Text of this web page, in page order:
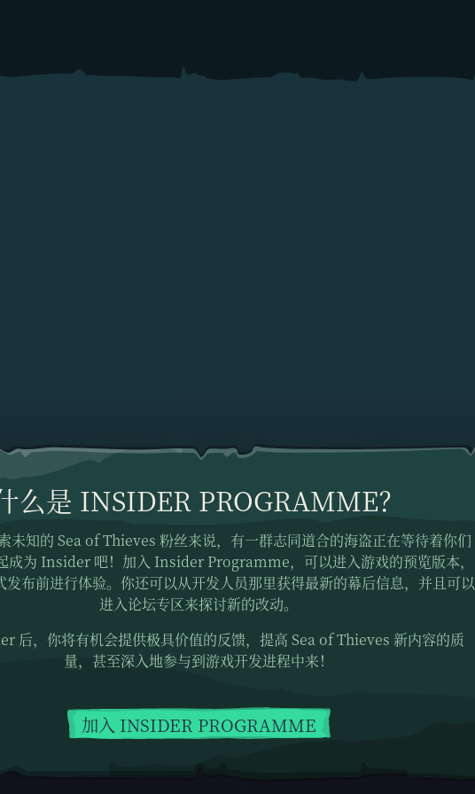
么是 INSIDER PROGRAMME？
未知的 Sea of Thieves 粉丝来说， 有一群志同道合的海盗正在等待着你们
成为 Insider 吧！加入 Insider Programme，可以进入游戏的预览版本，
发布前进行体验。你还可以从开发人员那里获得最新的幕后信息，并且可以
进入论坛专区来探讨新的改动。
后，你将有机会提供极具价值的反馈，提高 Sea of Thieves 新内容的质
量，甚至深入地参与到游戏开发进程中来！
加入 INSIDER PROGRAMME